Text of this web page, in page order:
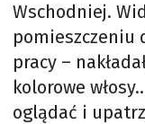
Wschodniej.
pomieszczeniu
pracy –
kolorowe
oglądać i